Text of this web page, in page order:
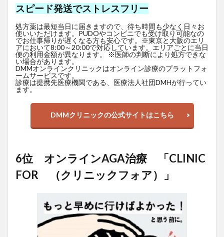
スピード発送でストレスフリー
処方薬は最短当日に届きますので、待ち時間も少なく日々お
使いいただけます。PUDOやコンビニでも受け取り可能なの
でお仕事帰りが遅くなる方も安心です。※東京と大阪のエリ
アにおいて8:00～20:00で対応しています。エリアごとに当日
便の利用金額が異なります。 ※医師の判断により処方できな
い場合があります。
DMMオンラインクリニックはオンライン診療のプラットフォ
ームサービスです。
診療は提携先医療機関である、医療法人社団DMHが行ってい
ます。
DMMクリニックの公式サイトはこちら
6位 オンラインAGA治療 「CLINIC
FOR （クリニックフォア）」